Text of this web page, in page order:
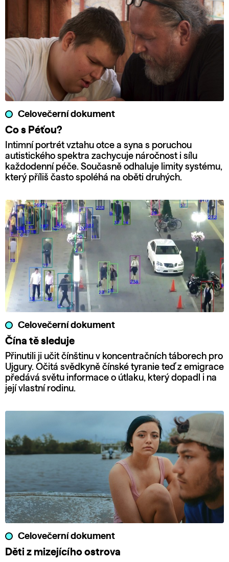
Celovečerní dokument
Co s Péťou?
Intimní portrét vztahu otce a syna s poruchou
autistického spektra zachycuje náročnost i sílu
každodenní péče. Současně odhaluje limity systému,
který příliš často spoléhá na oběti druhých.
Celovečerní dokument
Čína tě sleduje
Přinutili ji učit čínštinu v koncentračních táborech pro
Ujgury. Očitá svědkyně čínské tyranie teď z emigrace
předává světu informace o útlaku, který dopadl i na
její vlastní rodinu.
Celovečerní dokument
Děti z mizejícího ostrova